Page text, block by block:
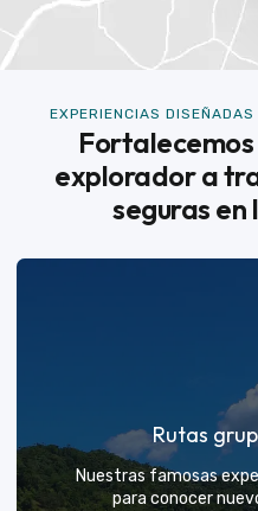
EXPERIENCIAS
Fortalecemos
explorador a
seguras
Rutas
Nuestras famosas
para conocer